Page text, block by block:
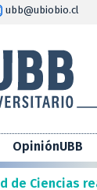
ubb@ubiobio.cl
OpiniónUBB
de Ciencias